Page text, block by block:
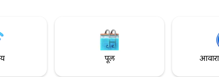
कंडिशनिंग युनिट्स आहेत.
दृश्यांसह खाजगी स्विमिंग पू
पूल